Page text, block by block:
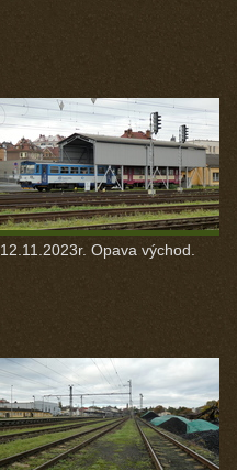
12.11.2023r. Opava východ.